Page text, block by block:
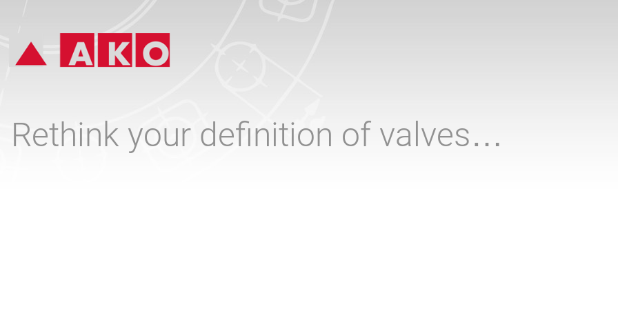
Rethink your definition of valves…